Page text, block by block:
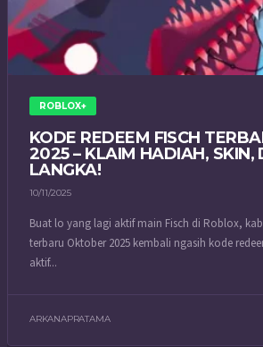
ROBLOX+
KODE REDEEM FISCH
2025 – KLAIM HADIAH, SKIN,
LANGKA!
10/11/2025
Buat lo yang lagi aktif main Fisch di Roblox,
terbaru Oktober 2025 kembali ngasih kode
aktif...
ARKANAPRATAMA